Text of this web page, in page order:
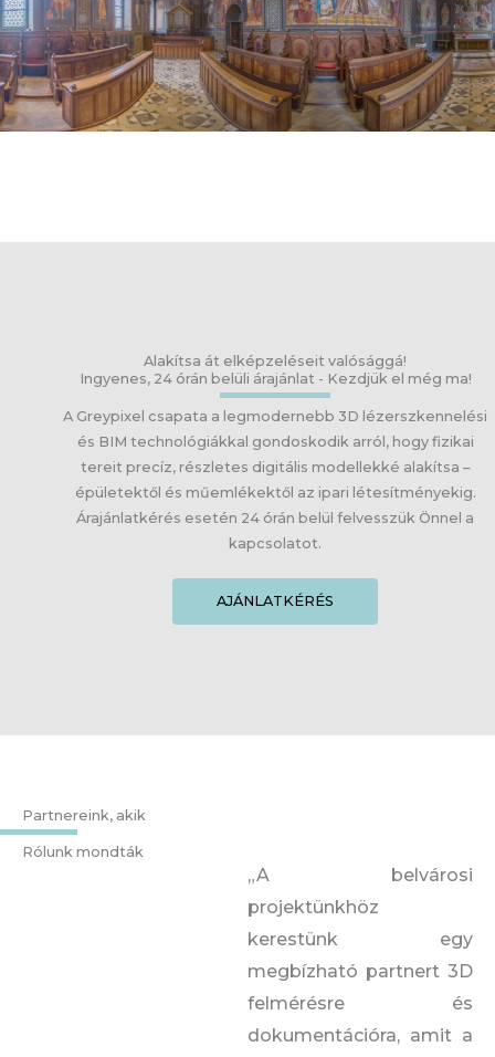
Alakítsa át elképzeléseit valósággá!
Ingyenes, 24 órán belüli árajánlat - Kezdjük el még ma!
A Greypixel csapata a legmodernebb 3D lézerszkennelési
és BIM technológiákkal gondoskodik arról, hogy fizikai
tereit precíz, részletes digitális modellekké alakítsa –
épületektől és műemlékektől az ipari létesítményekig.
Árajánlatkérés esetén 24 órán belül felvesszük Önnel a
kapcsolatot.
AJÁNLATKÉRÉS
Partnereink, akik
Rólunk mondták
„A belvárosi
projektünkhöz
kerestünk egy
megbízható partnert 3D
felmérésre és
dokumentációra, amit a